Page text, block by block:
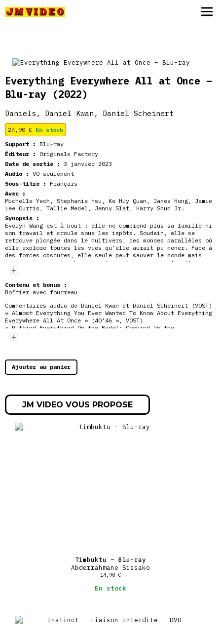
Everything Everywhere All at Once –
Blu-ray (2022)
Daniels, Daniel Kwan, Daniel Scheinert
24,90 € En stock
Support : Blu-ray
Éditeur :
Originals Factory
Date de sortie : 3 janvier 2023
Audio : VO seulement
Sous-titre : Français
Avec :
Michelle Yeoh , Stephanie Hsu , Ke Huy Quan , James Hong , Jamie
Lee Curtis , Tallie Medel , Jenny Slat , Harry Shum Jr.
Synopsis :
Evelyn Wang est à bout : elle ne comprend plus sa famille ni
son travail et croule sous les impôts. Soudain, elle se
retrouve plongée dans le multivers, des mondes parallèles où
elle explore toutes les vies qu’elle aurait pu mener. Face à
des forces obscures, elle seule peut sauver le monde mais
aussi préserver la chose la plus précieuse : sa famille.
Contenu et bonus :
Boîtier avec fourreau
Commentaires audio de Daniel Kwan et Daniel Scheinert (VOST)
« Almost Everything You Ever Wanted To Know About Everything
Everywhere All At Once » (40’46 », VOST)
« Putting Everything On the Bagel: Cooking Up the
Multiverse » (10’03 », VOST)
Scènes coupées avec commentaires audio de Daniel Kwan et
Clip : « This Is A Life » (2’42 »)
EPK : Interview de l’équipe du film (3’41 », VOST)
Teaser Action (0’52 », VF)
Teaser Emotion (0’51 », VF)
Ajouter au panier
JM VIDEO VOUS PROPOSE
Timbuktu – Blu-ray
Abderrahmane Sissako
14,90 €
En stock